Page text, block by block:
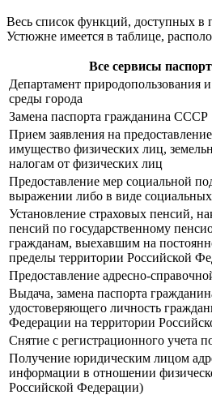
Весь список функций, доступных в
Устюжне имеется в таблице,
Все сервисы
Департамент
среды города
Замена паспорта гражданина СССР
Прием заявления на
имущество физических лиц,
налогам от физических лиц
Предоставление мер социальной
выражении либо в виде
Установление страховых пенсий,
пенсий по государственному
гражданам, выехавшим на
пределы территории Российской
Предоставление адресно-
Выдача, замена паспорта
удостоверяющего личность
Федерации на территории
Снятие с регистрационного учета
Получение юридическим лицом
информации в отношении
Российской Федерации)